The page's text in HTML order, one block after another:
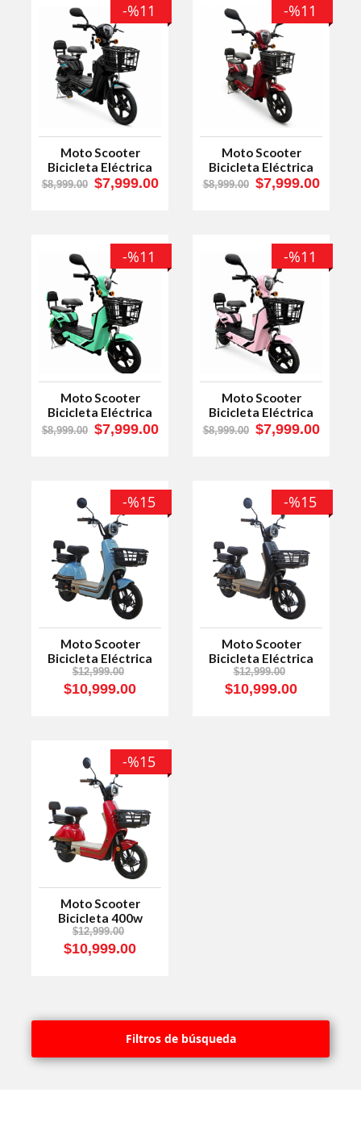
Moto Scooter
Bicicleta Eléctrica
400W Ultrax Energy
$8,999.00 $7,999.00
-%11
Moto Scooter
Bicicleta Eléctrica
400W Ultrax Energy
$8,999.00 $7,999.00
-%11
Moto Scooter
Bicicleta Eléctrica
400W Ultrax Energy
$8,999.00 $7,999.00
-%11
Moto Scooter
Bicicleta Eléctrica
400W Ultrax Energy
$8,999.00 $7,999.00
-%11
Moto Scooter
Bicicleta Eléctrica
400W Ultrax Energy
1 Azul
$12,999.00
$10,999.00
-%15
Moto Scooter
Bicicleta Eléctrica
400w Ultrax Energy
1 Negro
$12,999.00
$10,999.00
-%15
Moto Scooter
Bicicleta 400w
Eléctrica Ultrax
Energy 1 Rojo
$12,999.00
$10,999.00
-%15
Filtros de búsqueda